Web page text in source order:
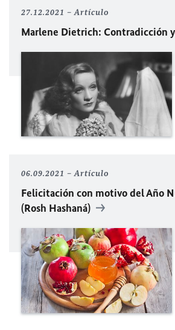
27.12.2021 Artículo
Marlene Dietrich: Contradicción
06.09.2021 Artículo
Felicitación con motivo del Año
(Rosh Hashaná)